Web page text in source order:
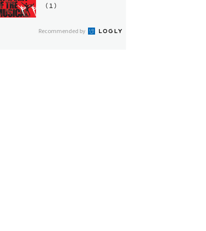
（１）
Recommended by